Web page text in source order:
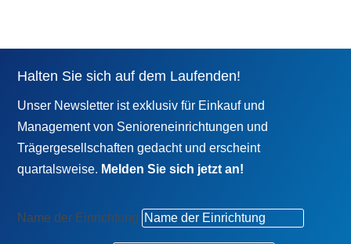
Halten Sie sich auf dem Laufenden!
Unser Newsletter ist exklusiv für Einkauf und
Management von Senioreneinrichtungen und
Trägergesellschaften gedacht und erscheint
quartalsweise. Melden Sie sich jetzt an!
Name der Einrichtung